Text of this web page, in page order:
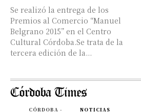
Se realizó la entrega de los
Premios al Comercio “Manuel
Belgrano 2015” en el Centro
Cultural Córdoba.Se trata de la
tercera edición de la...
CÓRDOBA - NOTICIAS